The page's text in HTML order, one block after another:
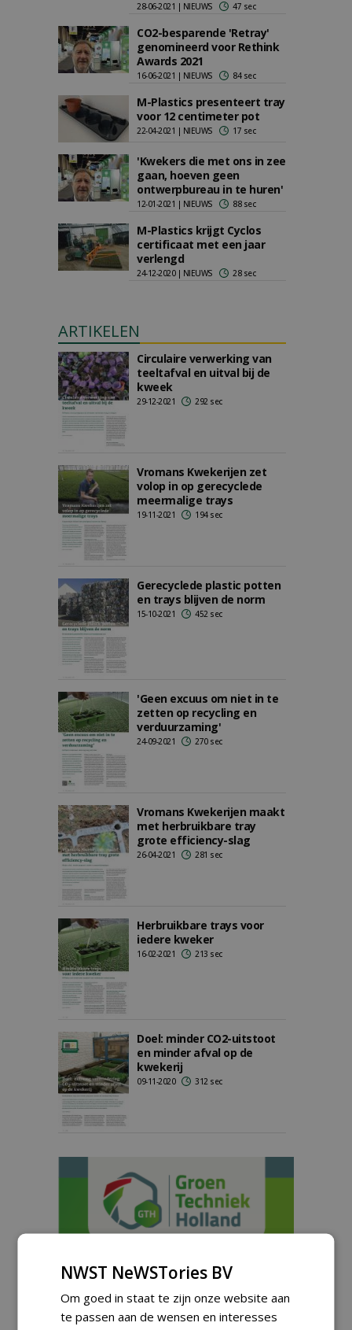
28-06-2021 | NIEUWS 47 sec
CO2-besparende 'Retray'
genomineerd voor Rethink
Awards 2021
16-06-2021 | NIEUWS 84 sec
M-Plastics presenteert tray
voor 12 centimeter pot
22-04-2021 | NIEUWS 17 sec
'Kwekers die met ons in zee
gaan, hoeven geen
ontwerpbureau in te huren'
12-01-2021 | NIEUWS 88 sec
M-Plastics krijgt Cyclos
certificaat met een jaar
verlengd
24-12-2020 | NIEUWS 28 sec
ARTIKELEN
Circulaire verwerking van
teeltafval en uitval bij de
kweek
29-12-2021 292 sec
Vromans Kwekerijen zet
volop in op gerecyclede
meermalige trays
19-11-2021 194 sec
Gerecyclede plastic potten
en trays blijven de norm
15-10-2021 452 sec
'Geen excuus om niet in te
zetten op recycling en
verduurzaming'
24-09-2021 270 sec
Vromans Kwekerijen maakt
met herbruikbare tray
grote efficiency-slag
26-04-2021 281 sec
Herbruikbare trays voor
iedere kweker
16-02-2021 213 sec
Doel: minder CO2-uitstoot
en minder afval op de
kwekerij
09-11-2020 312 sec
NWST NeWSTories BV
Om goed in staat te zijn onze website aan
te passen aan de wensen en interesses